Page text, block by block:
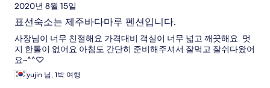
2020년 8월 15일
표선숙소는 제주바다마루 펜션입니다.
사장님이 너무 친절해요 가격대비 객실이 너무 넓고 깨끗해요. 멋
지 한톨이 없어요 아침도 간단히 준비해주셔서 잘먹고 잘쉬다왔어
요~^^♡
yujin 님, 1박 여행